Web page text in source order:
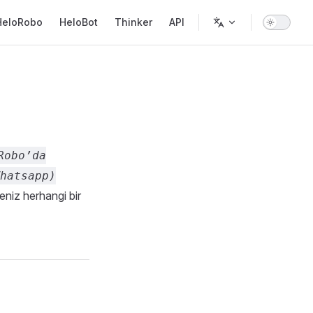
HeloBot Thinker API
herhangi bir